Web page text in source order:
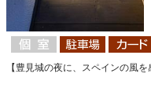
【豊見城の夜に、スペインの風を